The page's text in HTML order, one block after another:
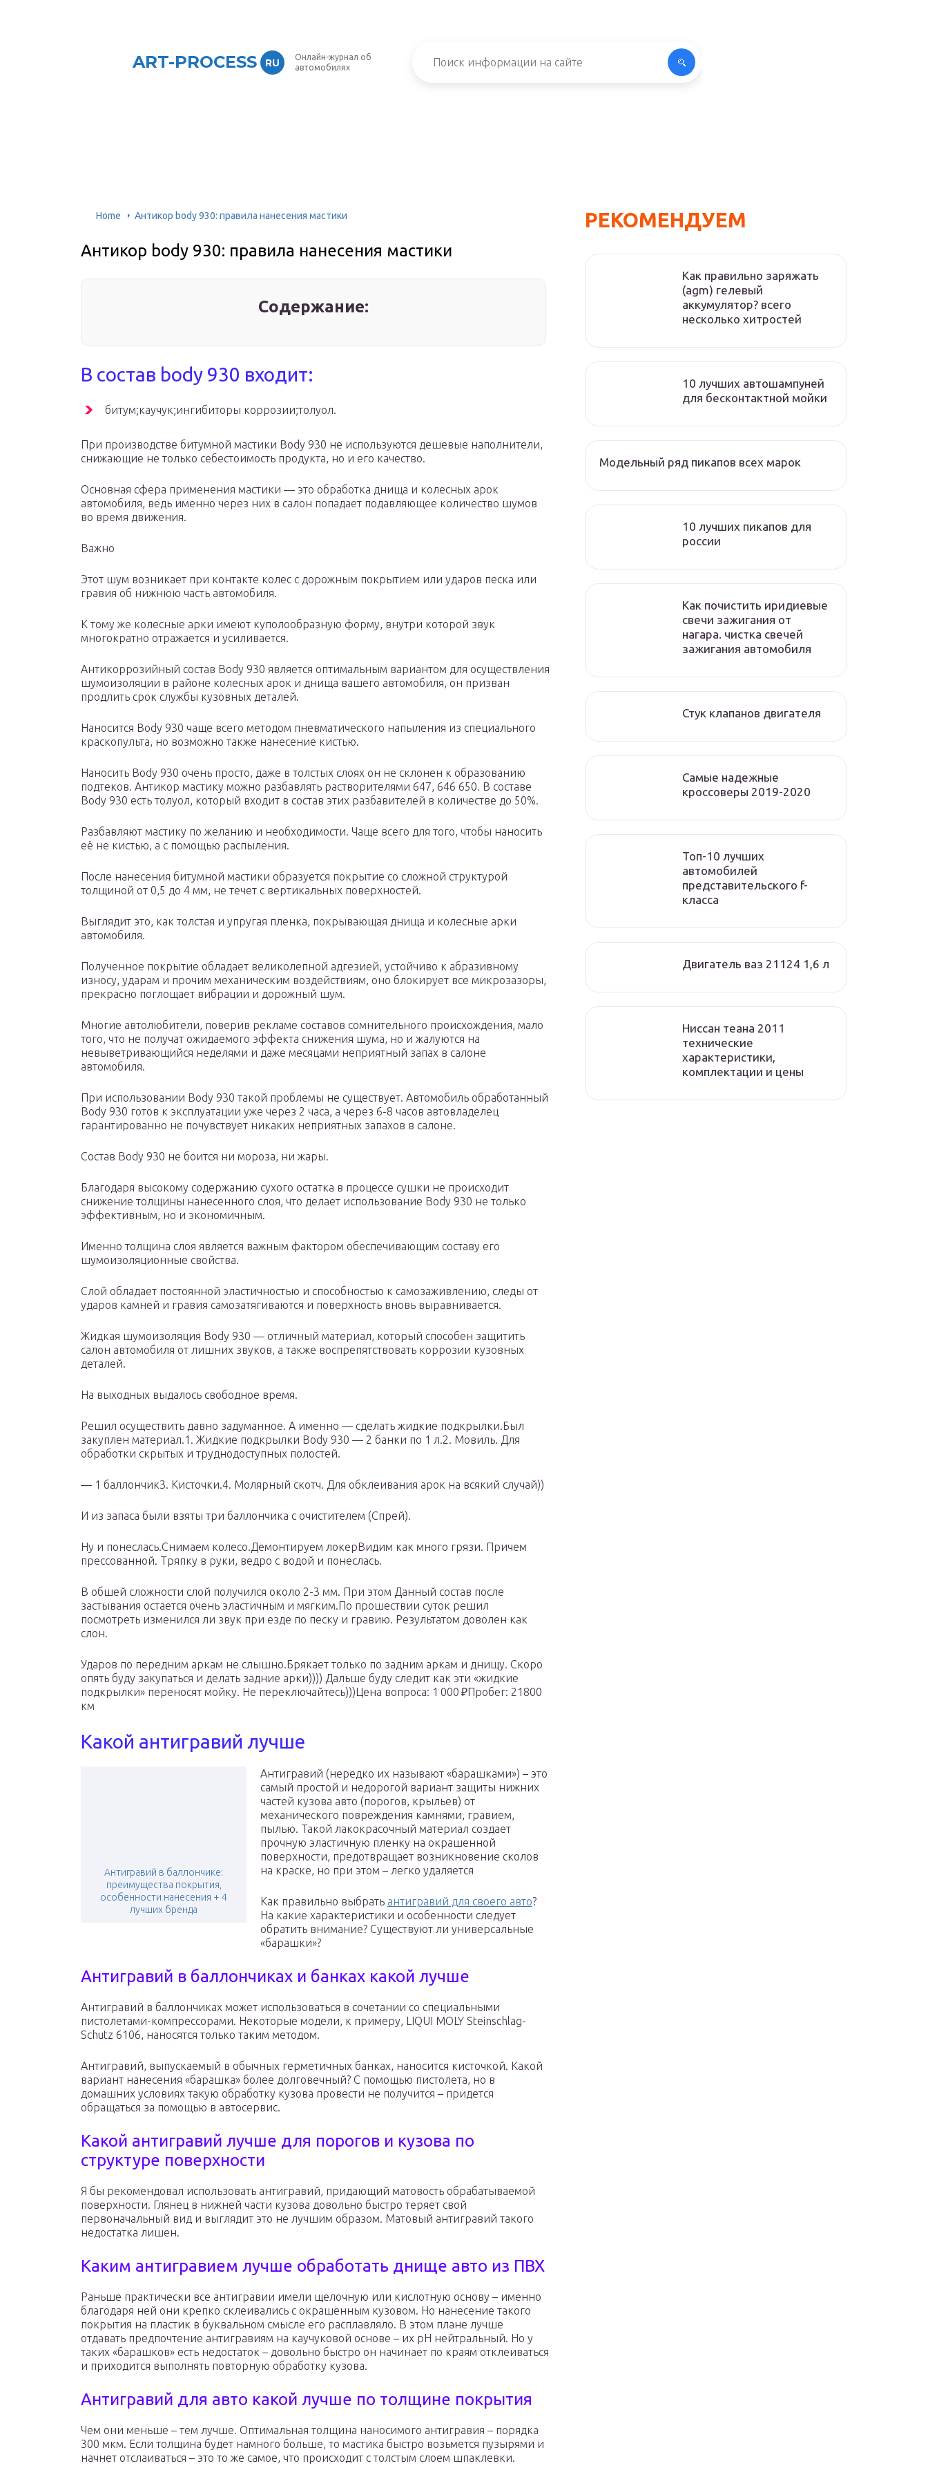
ART-PROCESS RU
Онлайн-журнал об
автомобилях
Home Антикор body 930: правила нанесения мастики
Антикор body 930: правила нанесения мастики
Содержание:
В состав body 930 входит:
битум;каучук;ингибиторы коррозии;толуол.
При производстве битумной мастики Body 930 не используются дешевые наполнители,
снижающие не только себестоимость продукта, но и его качество.
Основная сфера применения мастики — это обработка днища и колесных арок
автомобиля, ведь именно через них в салон попадает подавляющее количество шумов
во время движения.
Важно
Этот шум возникает при контакте колес с дорожным покрытием или ударов песка или
гравия об нижнюю часть автомобиля.
К тому же колесные арки имеют куполообразную форму, внутри которой звук
многократно отражается и усиливается.
Антикоррозийный состав Body 930 является оптимальным вариантом для осуществления
шумоизоляции в районе колесных арок и днища вашего автомобиля, он призван
продлить срок службы кузовных деталей.
Наносится Body 930 чаще всего методом пневматического напыления из специального
краскопульта, но возможно также нанесение кистью.
Наносить Body 930 очень просто, даже в толстых слоях он не склонен к образованию
подтеков. Антикор мастику можно разбавлять растворителями 647, 646 650. В составе
Body 930 есть толуол, который входит в состав этих разбавителей в количестве до 50%.
Разбавляют мастику по желанию и необходимости. Чаще всего для того, чтобы наносить
её не кистью, а с помощью распыления.
После нанесения битумной мастики образуется покрытие со сложной структурой
толщиной от 0,5 до 4 мм, не течет с вертикальных поверхностей.
Выглядит это, как толстая и упругая пленка, покрывающая днища и колесные арки
автомобиля.
Полученное покрытие обладает великолепной адгезией, устойчиво к абразивному
износу, ударам и прочим механическим воздействиям, оно блокирует все микрозазоры,
прекрасно поглощает вибрации и дорожный шум.
Многие автолюбители, поверив рекламе составов сомнительного происхождения, мало
того, что не получат ожидаемого эффекта снижения шума, но и жалуются на
невыветривающийся неделями и даже месяцами неприятный запах в салоне
автомобиля.
При использовании Body 930 такой проблемы не существует. Автомобиль обработанный
Body 930 готов к эксплуатации уже через 2 часа, а через 6-8 часов автовладелец
гарантированно не почувствует никаких неприятных запахов в салоне.
Состав Body 930 не боится ни мороза, ни жары.
Благодаря высокому содержанию сухого остатка в процессе сушки не происходит
снижение толщины нанесенного слоя, что делает использование Body 930 не только
эффективным, но и экономичным.
Именно толщина слоя является важным фактором обеспечивающим составу его
шумоизоляционные свойства.
Слой обладает постоянной эластичностью и способностью к самозаживлению, следы от
ударов камней и гравия самозатягиваются и поверхность вновь выравнивается.
Жидкая шумоизоляция Body 930 — отличный материал, который способен защитить
салон автомобиля от лишних звуков, а также воспрепятствовать коррозии кузовных
деталей.
На выходных выдалось свободное время.
Решил осуществить давно задуманное. А именно — сделать жидкие подкрылки.Был
закуплен материал.1. Жидкие подкрылки Body 930 — 2 банки по 1 л.2. Мовиль. Для
обработки скрытых и труднодоступных полостей.
— 1 баллончик3. Кисточки.4. Молярный скотч. Для обклеивания арок на всякий случай))
И из запаса были взяты три баллончика с очистителем (Спрей).
Ну и понеслась.Снимаем колесо.Демонтируем локерВидим как много грязи. Причем
прессованной. Тряпку в руки, ведро с водой и понеслась.
В обшей сложности слой получился около 2-3 мм. При этом Данный состав после
застывания остается очень эластичным и мягким.По прошествии суток решил
посмотреть изменился ли звук при езде по песку и гравию. Результатом доволен как
слон.
Ударов по передним аркам не слышно.Брякает только по задним аркам и днищу. Скоро
опять буду закупаться и делать задние арки)))) Дальше буду следит как эти «жидкие
подкрылки» переносят мойку. Не переключайтесь)))Цена вопроса: 1 000 ₽Пробег: 21800
км
Какой антигравий лучше
Антигравий в баллончике:
преимущества покрытия,
особенности нанесения + 4
лучших бренда
Антигравий (нередко их называют «барашками») – это
самый простой и недорогой вариант защиты нижних
частей кузова авто (порогов, крыльев) от
механического повреждения камнями, гравием,
пылью. Такой лакокрасочный материал создает
прочную эластичную пленку на окрашенной
поверхности, предотвращает возникновение сколов
на краске, но при этом – легко удаляется
Как правильно выбрать антигравий для своего авто?
На какие характеристики и особенности следует
обратить внимание? Существуют ли универсальные
«барашки»?
Антигравий в баллончиках и банках какой лучше
Антигравий в баллончиках может использоваться в сочетании со специальными
пистолетами-компрессорами. Некоторые модели, к примеру, LIQUI MOLY Steinschlag-
Schutz 6106, наносятся только таким методом.
Антигравий, выпускаемый в обычных герметичных банках, наносится кисточкой. Какой
вариант нанесения «барашка» более долговечный? С помощью пистолета, но в
домашних условиях такую обработку кузова провести не получится – придется
обращаться за помощью в автосервис.
Какой антигравий лучше для порогов и кузова по
структуре поверхности
Я бы рекомендовал использовать антигравий, придающий матовость обрабатываемой
поверхности. Глянец в нижней части кузова довольно быстро теряет свой
первоначальный вид и выглядит это не лучшим образом. Матовый антигравий такого
недостатка лишен.
Каким антигравием лучше обработать днище авто из ПВХ
Раньше практически все антигравии имели щелочную или кислотную основу – именно
благодаря ней они крепко склеивались с окрашенным кузовом. Но нанесение такого
покрытия на пластик в буквальном смысле его расплавляло. В этом плане лучше
отдавать предпочтение антигравиям на каучуковой основе – их pH нейтральный. Но у
таких «барашков» есть недостаток – довольно быстро он начинает по краям отклеиваться
и приходится выполнять повторную обработку кузова.
Антигравий для авто какой лучше по толщине покрытия
Чем они меньше – тем лучше. Оптимальная толщина наносимого антигравия – порядка
300 мкм. Если толщина будет намного больше, то мастика быстро возьмется пузырями и
начнет отслаиваться – это то же самое, что происходит с толстым слоем шпаклевки.
РЕКОМЕНДУЕМ
Как правильно заряжать
(agm) гелевый
аккумулятор? всего
несколько хитростей
10 лучших автошампуней
для бесконтактной мойки
Модельный ряд пикапов всех марок
10 лучших пикапов для
россии
Как почистить иридиевые
свечи зажигания от
нагара. чистка свечей
зажигания автомобиля
Стук клапанов двигателя
Самые надежные
кроссоверы 2019-2020
Топ-10 лучших
автомобилей
представительского f-
класса
Двигатель ваз 21124 1,6 л
Ниссан теана 2011
технические
характеристики,
комплектации и цены